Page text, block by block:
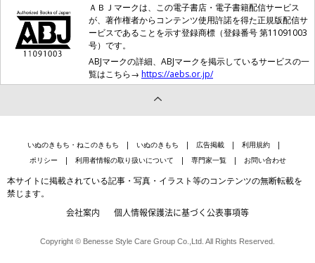
ＡＢＪマークは、この電子書店・電子書籍配信サービス
が、著作権者からコンテンツ使用許諾を得た正規版配信サ
ービスであることを示す登録商標（登録番号 第11091003
号）です。
ABJマークの詳細、ABJマークを掲示しているサービスの一
覧はこちら→ https://aebs.or.jp/
いぬのきもち・ねこのきもち いぬのきもち 広告掲載
利用規約
ポリシー
利用者情報の取り扱いについて 専門家一覧 お問い合わせ
本サイトに掲載されている記事・写真・イラスト等のコンテンツの無断転載を
禁じます。
会社案内 個人情報保護法に基づく公表事項等
Copyright © Benesse Style Care Group Co.,Ltd. All Rights Reserved.